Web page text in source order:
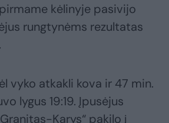
kėlinyje pasivijo
rungtynėms rezultatas
vyko atkakli kova ir 47 min.
lygus 19:19. Įpusėjus
Karys“ pakilo į